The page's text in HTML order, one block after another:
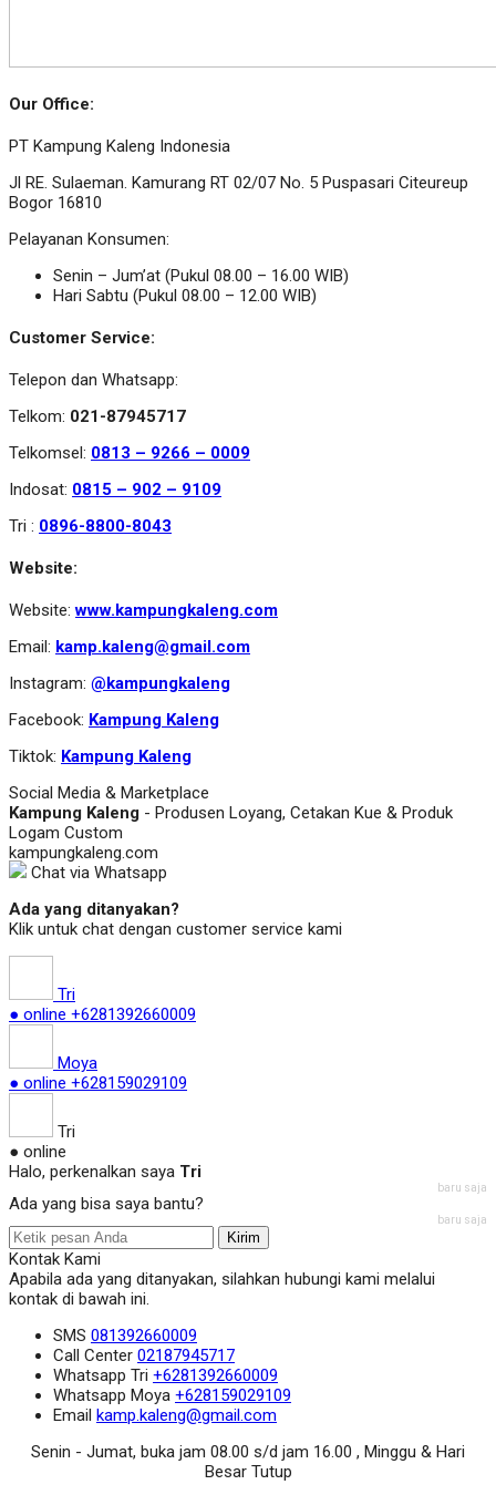
Our Office:
PT Kampung Kaleng Indonesia
Jl RE. Sulaeman. Kamurang RT 02/07 No. 5 Puspasari Citeureup
Bogor 16810
Pelayanan Konsumen:
Senin – Jum’at (Pukul 08.00 – 16.00 WIB)
Hari Sabtu (Pukul 08.00 – 12.00 WIB)
Customer Service:
Telepon dan Whatsapp:
Telkom: 021-87945717
Telkomsel: 0813 – 9266 – 0009
Indosat: 0815 – 902 – 9109
Tri : 0896-8800-8043
Website:
Website:www.kampungkaleng.com
Email: kamp.kaleng@gmail.com
Instagram: @kampungkaleng
Facebook: Kampung Kaleng
Tiktok: Kampung Kaleng
Social Media & Marketplace
Kampung Kaleng - Produsen Loyang, Cetakan Kue & Produk
Logam Custom
kampungkaleng.com
Chat via Whatsapp
Ada yang ditanyakan?
Klik untuk chat dengan customer service kami
Tri
● online +6281392660009
Moya
● online +628159029109
Tri
● online
Halo, perkenalkan saya Tri
baru saja
Ada yang bisa saya bantu?
baru saja
Kirim
Kontak Kami
Apabila ada yang ditanyakan, silahkan hubungi kami melalui
kontak di bawah ini.
SMS 081392660009
Call Center 02187945717
Whatsapp Tri +6281392660009
Whatsapp Moya +628159029109
Email kamp.kaleng@gmail.com
Senin - Jumat, buka jam 08.00 s/d jam 16.00 , Minggu & Hari
Besar Tutup